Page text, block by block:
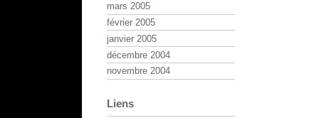
mars 2005
février 2005
janvier 2005
décembre 2004
novembre 2004
Liens